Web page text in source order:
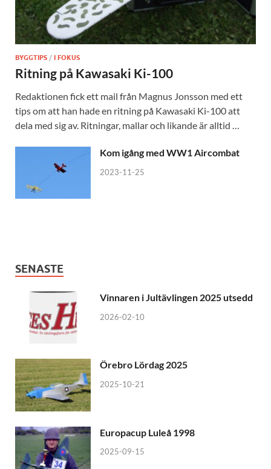
BYGGTIPS / I FOKUS
Ritning på Kawasaki Ki-100
Redaktionen fick ett mail från Magnus Jonsson med ett
tips om att han hade en ritning på Kawasaki Ki-100 att
dela med sig av. Ritningar, mallar och likande är alltid …
Kom igång med WW1 Aircombat
2023-11-25
SENASTE
Vinnaren i Jultävlingen 2025 utsedd
2026-02-10
Örebro Lördag 2025
2025-10-21
Europacup Luleå 1998
2025-09-15